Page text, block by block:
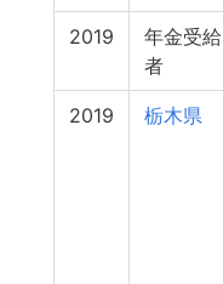
2019
年金受給
者
2019 栃木県